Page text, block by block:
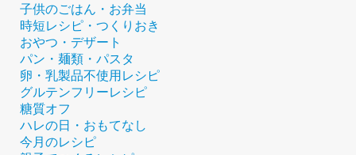
子供のごはん・お弁当
時短レシピ・つくりおき
おやつ・デザート
パン・麺類・パスタ
卵・乳製品不使用レシピ
グルテンフリーレシピ
糖質オフ
ハレの日・おもてなし
今月のレシピ